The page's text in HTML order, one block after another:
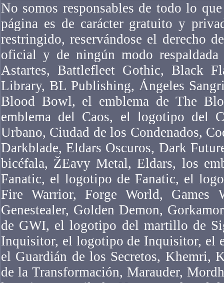
No somos responsables de todo lo
página es de carácter gratuito y
restringido, reservándose el derecho
oficial y de ningún modo
Astartes, Battlefleet Gothic, Black
Library, BL Publishing, Ángeles
Blood Bowl, el emblema de The
emblema del Caos, el logotipo del
Urbano, Ciudad de los Condenados,
Darkblade, Eldars Oscuros, Dark
bicéfala, ŽEavy Metal, Eldars, los
Fanatic, el logotipo de Fanatic, el
Fire Warrior, Forge World, Games
Genestealer, Golden Demon,
de GWI, el logotipo del martillo de
Inquisitor, el logotipo de Inquisitor, el
el Guardián de los Secretos, Khemri,
de la Transformación, Marauder,